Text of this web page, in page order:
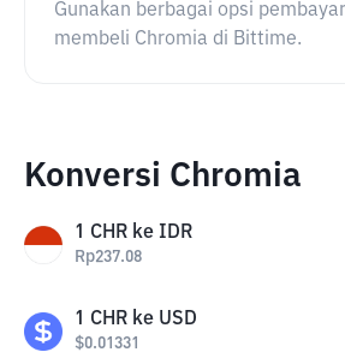
Gunakan berbagai opsi
membeli Chromia di Bittime.
Konversi Chromia
1 CHR ke IDR
Rp237.08
1 CHR ke USD
$0.01331